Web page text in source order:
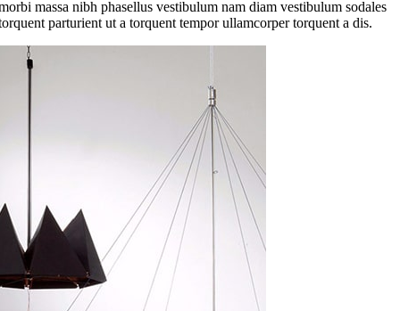
massa nibh phasellus vestibulum nam diam vestibulum sodales
parturient ut a torquent tempor ullamcorper torquent a dis.